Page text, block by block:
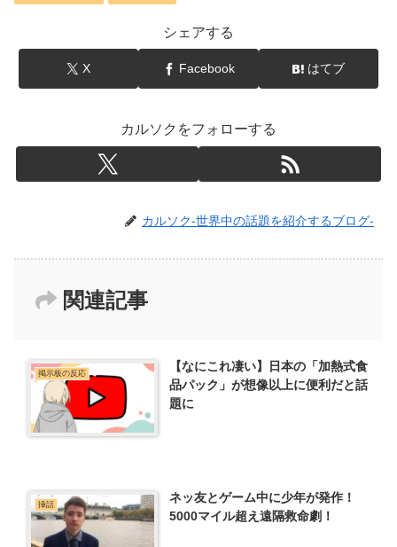
シェアする
X Facebook はてブ
カルソクをフォローする
カルソク-世界中の話題を紹介するブログ-
関連記事
掲示板の反応
【なにこれ凄い】日本の「加熱式食
品パック」が想像以上に便利だと話
題に
挿話
ネッ友とゲーム中に少年が発作！
5000マイル超え遠隔救命劇！